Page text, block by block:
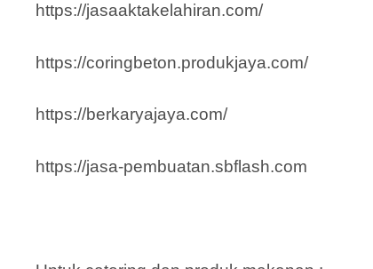
https://jasaaktakelahiran.com/
https://coringbeton.produkjaya.com/
https://berkaryajaya.com/
https://jasa-pembuatan.sbflash.com